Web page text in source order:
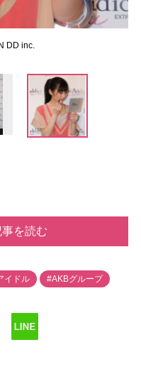
DD inc.
を読む
イドル #AKBグループ